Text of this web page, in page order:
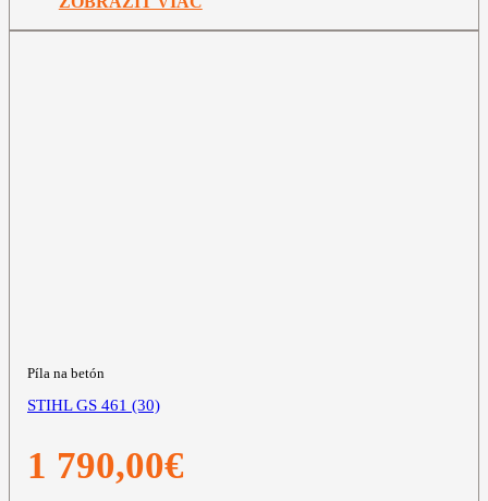
Píla na betón
STIHL GS 461 (30)
1 790,00€